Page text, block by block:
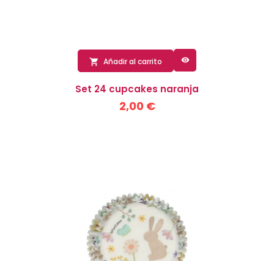
 Añadir al carrito 
Set 24 cupcakes naranja
2,00 €